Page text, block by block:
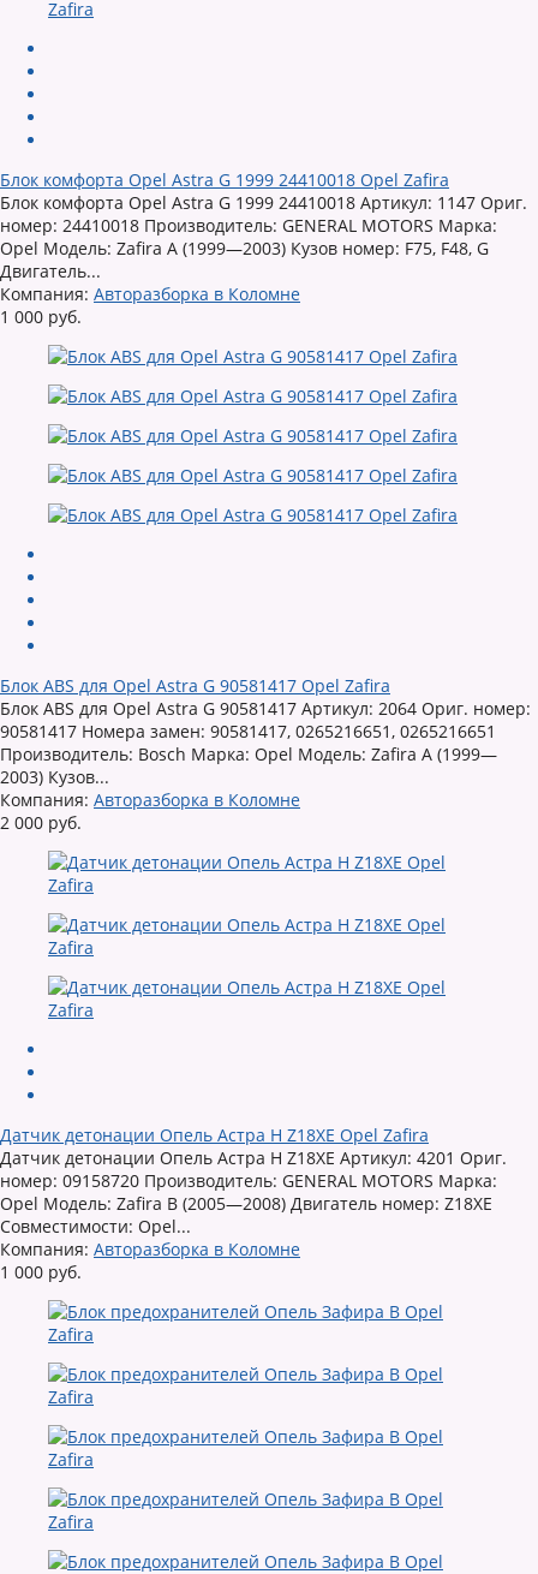
Блок комфорта Opel Astra G 1999 24410018 Opel Zafira
Блок комфорта Opel Astra G 1999 24410018 Артикул: 1147 Ориг.
номер: 24410018 Производитель: GENERAL MOTORS Марка:
Opel Модель: Zafira A (1999—2003) Кузов номер: F75, F48, G
Двигатель...
Компания: Авторазборка в Коломне
1 000 руб.
Блок ABS для Opel Astra G 90581417 Opel Zafira
Блок ABS для Opel Astra G 90581417 Артикул: 2064 Ориг. номер:
90581417 Номера замен: 90581417, 0265216651, 0265216651
Производитель: Bosch Марка: Opel Модель: Zafira A (1999—
2003) Кузов...
Компания: Авторазборка в Коломне
2 000 руб.
Датчик детонации Опель Астра Н Z18XE Opel Zafira
Датчик детонации Опель Астра Н Z18XE Артикул: 4201 Ориг.
номер: 09158720 Производитель: GENERAL MOTORS Марка:
Opel Модель: Zafira B (2005—2008) Двигатель номер: Z18XE
Совместимости: Opel...
Компания: Авторазборка в Коломне
1 000 руб.